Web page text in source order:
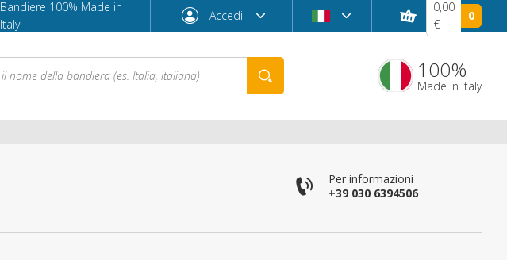
Bandiere 100% Made in
Italy
Accedi
0,00
€
0
100%
Made in Italy
Per informazioni
+39 030 6394506